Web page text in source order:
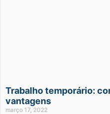
Trabalho temporário:
vantagens
março 17, 2022